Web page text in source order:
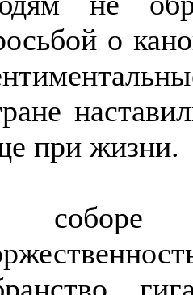
о
при жизни.
соборе